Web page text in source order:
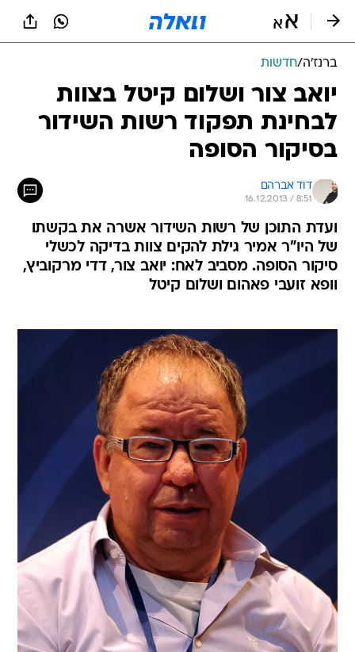
ברנז'ה/חדשות
יואב צור ושלום קיטל בצוות
לבחינת תפקוד רשות השידור
בסיקור הסופה
דוד אברהם
16.12.2013 / 8:51
ועדת התוכן של רשות השידור אשרה את בקשתו
של היו"ר אמיר גילת להקים צוות בדיקה לכשלי
סיקור הסופה. מסביב לאח: יואב צור, דדי מרקוביץ,
וופא זועבי פאהום ושלום קיטל